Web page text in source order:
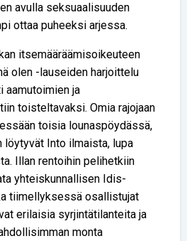
avulla seksuaalisuuden
ottaa puheeksi arjessa.
itsemääräämisoikeuteen
olen -lauseiden harjoittelu
aamutoimien ja
toisteltavaksi. Omia rajojaan
toisia lounaspöydässä,
löytyvät Into ilmaista, lupa
Illan rentoihin pelihetkiin
yhteiskunnallisen Idis-
tiimellyksessä osallistujat
erilaisia syrjintätilanteita ja
monta